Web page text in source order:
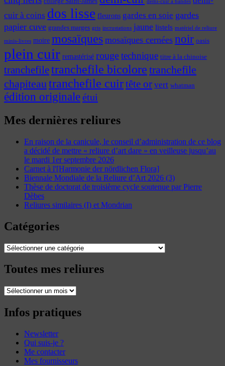
cuir à coins dos lisse fleurons gardes en soie gardes
papier cuve grandes marges gris incrustations jaune listels matériel de reliure
minis-livres moire mosaïques mosaïques cernées noir oasis
plein cuir remastérisé rougetechnique titre à la chinoise
tranchefiletranchefile bicolore tranchefile
chapiteau tranchefile cuirtête or vert whatman
édition originaleétui
Mes dernières reliures
En raison de la canicule, le conseil d’administration de ce blog
a décidé de mettre « reliure d’art dare » en veilleuse jusqu’au
le mardi 1er septembre 2026
Carnet à l'[Harmonie der nördlichen Flora]
Biennale Mondiale de la Reliure d’Art 2026 (3)
Thèse de doctorat de troisième cycle soutenue par Pierre
Dèbes
Reliures similaires (I) et Mondrian
Catégories
Catégories
Toutes mes reliures
Toutes
reliures
Infos pratiques
Newsletter
Qui suis-je ?
Me contacter
Mes fournisseurs